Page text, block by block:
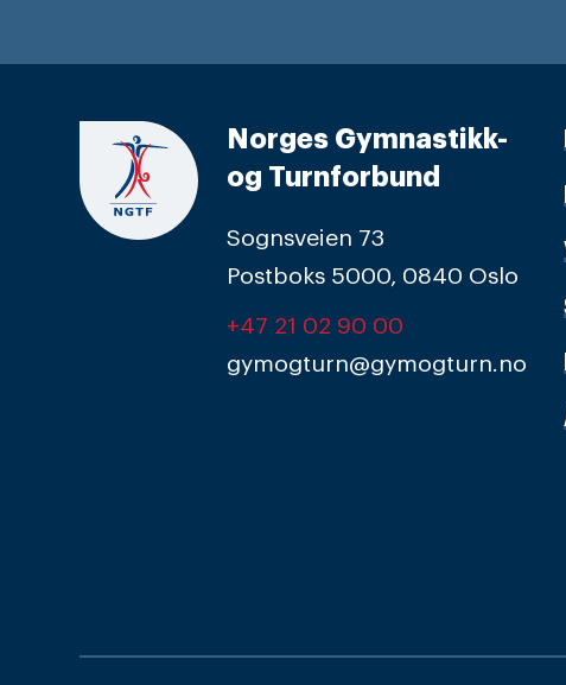
Norges Gymnastikk-
og Turnforbund
Sognsveien 73
Postboks 5000, 0840 Oslo
+47 21 02 90 00
gymogturn@gymogturn.no